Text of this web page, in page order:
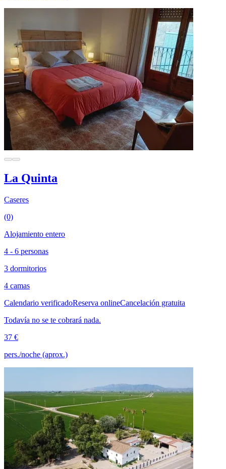
La Quinta
Caseres
(0)
Alojamiento entero
4 - 6 personas
3 dormitorios
4 camas
Calendario verificadoReserva onlineCancelación gratuita
Todavía no se te cobrará nada.
37 €
pers./noche (aprox.)